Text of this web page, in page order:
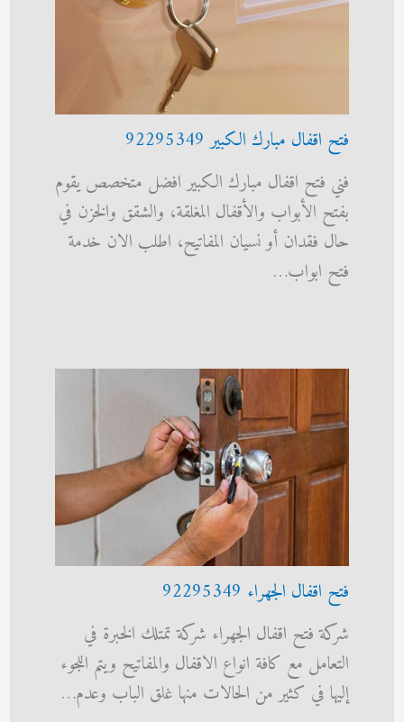
فتح اقفال مبارك الكبير 92295349
فني فتح اقفال مبارك الكبير افضل متخصص يقوم
بفتح الأبواب والأقفال المغلقة، والشقق والخزن في
حال فقدان أو نسيان المفاتيح، اطلب الان خدمة
فتح ابواب…
فتح اقفال الجهراء 92295349
شركة فتح اقفال الجهراء شركة تمتلك الخبرة في
التعامل مع كافة انواع الاقفال والمفاتيح ويتم اللجوء
إليها في كثير من الحالات منها غلق الباب وعدم…